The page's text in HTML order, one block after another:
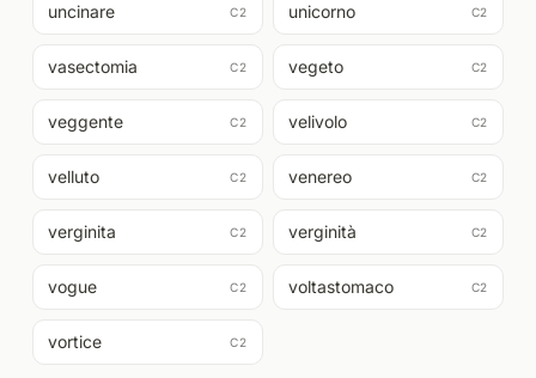
uncinare C2 unicorno C2
vasectomia C2 vegeto C2
veggente C2 velivolo C2
velluto C2 venereo C2
verginita C2 verginità C2
vogue C2 voltastomaco C2
vortice C2